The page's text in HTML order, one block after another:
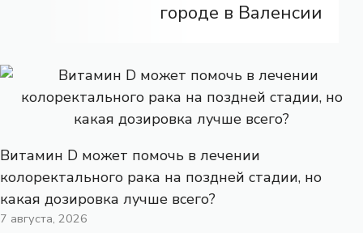
городе в Валенсии
Витамин D может помочь в лечении
колоректального рака на поздней стадии, но
какая дозировка лучше всего?
7 августа, 2026